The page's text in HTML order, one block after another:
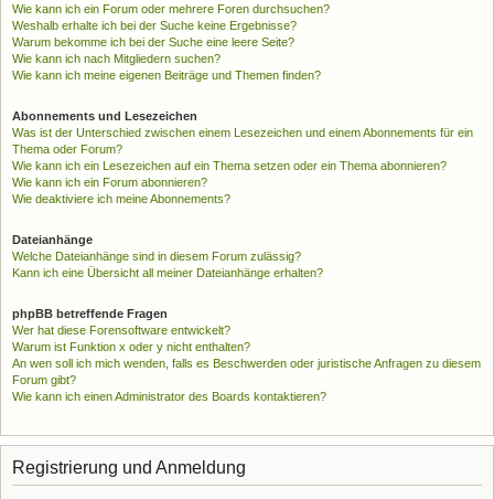
Wie kann ich ein Forum oder mehrere Foren durchsuchen?
Weshalb erhalte ich bei der Suche keine Ergebnisse?
Warum bekomme ich bei der Suche eine leere Seite?
Wie kann ich nach Mitgliedern suchen?
Wie kann ich meine eigenen Beiträge und Themen finden?
Abonnements und Lesezeichen
Was ist der Unterschied zwischen einem Lesezeichen und einem Abonnements für ein
Thema oder Forum?
Wie kann ich ein Lesezeichen auf ein Thema setzen oder ein Thema abonnieren?
Wie kann ich ein Forum abonnieren?
Wie deaktiviere ich meine Abonnements?
Dateianhänge
Welche Dateianhänge sind in diesem Forum zulässig?
Kann ich eine Übersicht all meiner Dateianhänge erhalten?
phpBB betreffende Fragen
Wer hat diese Forensoftware entwickelt?
Warum ist Funktion x oder y nicht enthalten?
An wen soll ich mich wenden, falls es Beschwerden oder juristische Anfragen zu diesem
Forum gibt?
Wie kann ich einen Administrator des Boards kontaktieren?
Registrierung und Anmeldung